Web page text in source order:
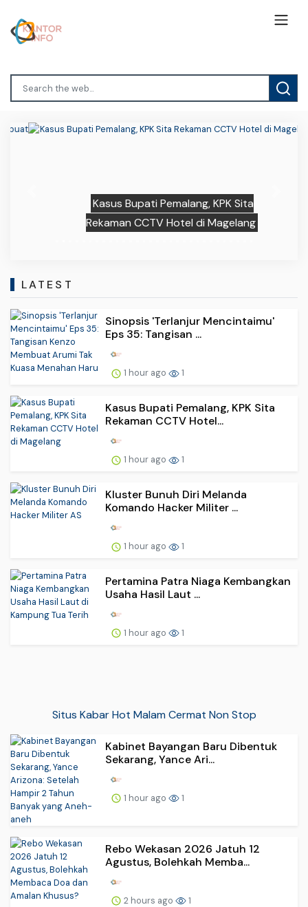
Kasus Bupati Pemalang, KPK Sita
Rekaman CCTV Hotel di Magelang
LATEST
Sinopsis 'Terlanjur Mencintaimu'
Eps 35: Tangisan ...
1 hour ago 1
Kasus Bupati Pemalang, KPK Sita
Rekaman CCTV Hotel...
1 hour ago 1
Kluster Bunuh Diri Melanda
Komando Hacker Militer ...
1 hour ago 1
Pertamina Patra Niaga Kembangkan
Usaha Hasil Laut ...
1 hour ago 1
Situs Kabar Hot Malam Cermat Non Stop
Kabinet Bayangan Baru Dibentuk
Sekarang, Yance Ari...
1 hour ago 1
Rebo Wekasan 2026 Jatuh 12
Agustus, Bolehkah Memba...
2 hours ago 1